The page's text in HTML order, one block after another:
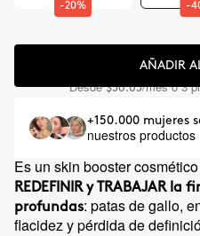
-20% -
AÑADIR
Desde$56.65/mes o 3
+150.000 mujeres
nuestros productos
Es un skin booster
REDEFINIR y TRABAJAR la
profundas: patas de gallo,
flacidez y pérdida de